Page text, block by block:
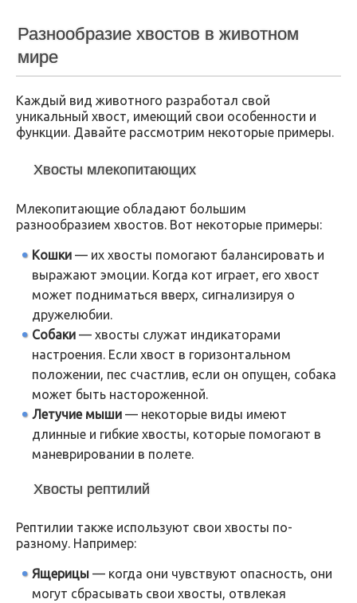
Разнообразие хвостов в животном
мире
Каждый вид животного разработал свой
уникальный хвост, имеющий свои особенности и
функции. Давайте рассмотрим некоторые примеры.
Хвосты млекопитающих
Млекопитающие обладают большим
разнообразием хвостов. Вот некоторые примеры:
Кошки — их хвосты помогают балансировать и
выражают эмоции. Когда кот играет, его хвост
может подниматься вверх, сигнализируя о
дружелюбии.
Собаки — хвосты служат индикаторами
настроения. Если хвост в горизонтальном
положении, пес счастлив, если он опущен, собака
может быть настороженной.
Летучие мыши — некоторые виды имеют
длинные и гибкие хвосты, которые помогают в
маневрировании в полете.
Хвосты рептилий
Рептилии также используют свои хвосты по-
разному. Например:
Ящерицы — когда они чувствуют опасность, они
могут сбрасывать свои хвосты, отвлекая